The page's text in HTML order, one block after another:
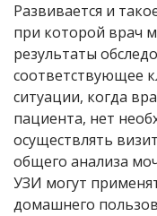
Развивается и
при которой врач
результаты
соответствующее
ситуации, когда
пациента, нет
осуществлять
общего анализа
УЗИ могут
домашнего